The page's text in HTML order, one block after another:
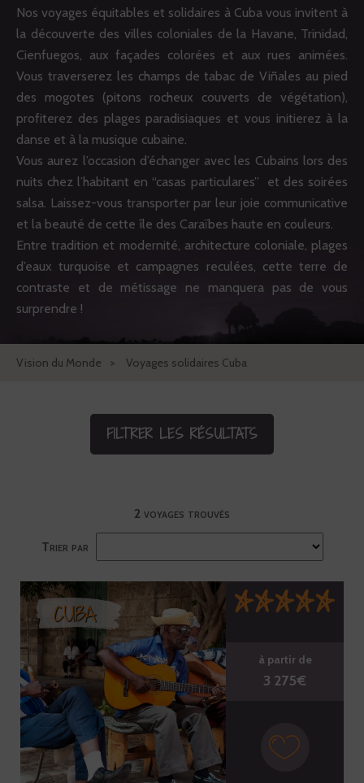
Nos voyages équitables et solidaires à Cuba vous invitent à
la découverte des villes coloniales de la Havane, Trinidad,
Cienfuegos, aux façades colorées et aux rues animées.
Vous traverserez les champs de tabac de Viñales au pied
des mogotes (pitons rocheux couverts de végétation),
profiterez des plages paradisiaques et vous initierez à la
danse et à la musique cubaine.
Vous aurez l’occasion d’échanger avec les Cubains lors des
nuits chez l’habitant en “casas particulares” et des soirées
salsa. Laissez-vous transporter par leur joie communicative
et la beauté de cette île des Caraïbes haute en couleurs.
Entre tradition et modernité, architecture coloniale, plages
d’eaux turquoise et campagnes reculées, cette terre de
contraste et de métissage ne manquera pas de vous
surprendre !
Vision du Monde Voyages solidaires Cuba
FILTRER LES RÉSULTATS
2 voyages trouvés
Trier par
CUBA
à partir de
3 275€